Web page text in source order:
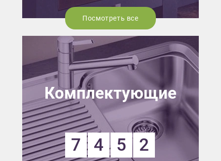
Посмотреть все
Комплектующие
7 4 5 2